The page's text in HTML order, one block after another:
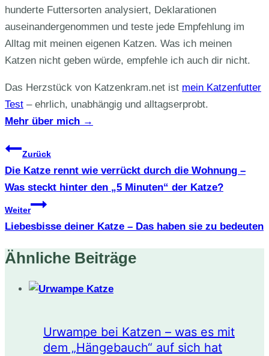
hunderte Futtersorten analysiert, Deklarationen
auseinandergenommen und teste jede Empfehlung im
Alltag mit meinen eigenen Katzen. Was ich meinen
Katzen nicht geben würde, empfehle ich auch dir nicht.
Das Herzstück von Katzenkram.net ist mein Katzenfutter
Test – ehrlich, unabhängig und alltagserprobt.
Mehr über mich →
Beitragsnavigation
Zurück
Die Katze rennt wie verrückt durch die Wohnung –
Was steckt hinter den „5 Minuten“ der Katze?
Weiter
Liebesbisse deiner Katze – Das haben sie zu bedeuten
Ähnliche Beiträge
Urwampe bei Katzen – was es mit
dem „Hängebauch“ auf sich hat